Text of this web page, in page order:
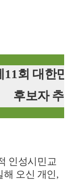
11회 대한
후보자 추
인성시민교
오신 개인,